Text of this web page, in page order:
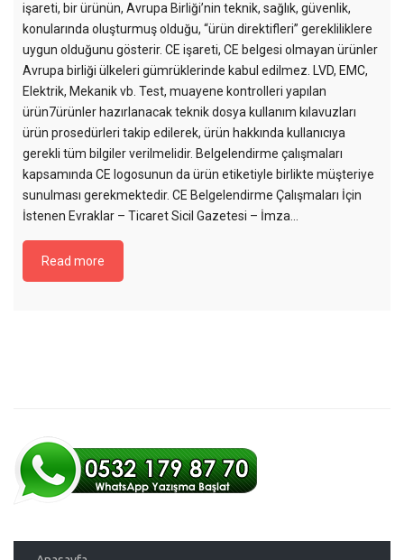
işareti, bir ürünün, Avrupa Birliği’nin teknik, sağlık, güvenlik,
konularında oluşturmuş olduğu, “ürün direktifleri” gerekliliklere
uygun olduğunu gösterir. CE işareti, CE belgesi olmayan ürünler
Avrupa birliği ülkeleri gümrüklerinde kabul edilmez. LVD, EMC,
Elektrik, Mekanik vb. Test, muayene kontrolleri yapılan
ürün7ürünler hazırlanacak teknik dosya kullanım kılavuzları
ürün prosedürleri takip edilerek, ürün hakkında kullanıcıya
gerekli tüm bilgiler verilmelidir. Belgelendirme çalışmaları
kapsamında CE logosunun da ürün etiketiyle birlikte müşteriye
sunulması gerekmektedir. CE Belgelendirme Çalışmaları İçin
İstenen Evraklar – Ticaret Sicil Gazetesi – İmza...
Read more